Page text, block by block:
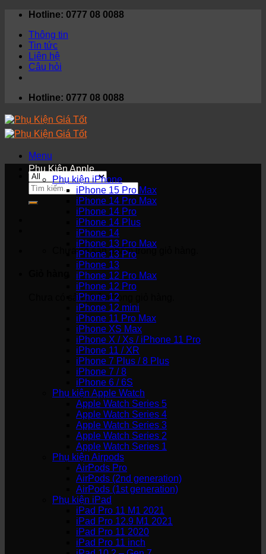
Skip
content
Hotline: 0777 08 0088
Thông tin
Tin tức
Liên hệ
Câu hỏi
Hotline: 0777 08 0088
Menu
Tìm
kiếm:
Chưa có sản phẩm trong giỏ hàng.
Chưa có sản phẩm trong giỏ hàng.
Phụ Kiện Apple
Phụ kiện iPhone
iPhone 15 Pro Max
iPhone 14 Pro Max
iPhone 14 Pro
iPhone 14 Plus
iPhone 14
iPhone 13 Pro Max
iPhone 13 Pro
iPhone 13
iPhone 12 Pro Max
iPhone 12 Pro
iPhone 12
iPhone 12 mini
iPhone 11 Pro Max
iPhone XS Max
iPhone X / Xs / iPhone 11 Pro
iPhone 11 / XR
iPhone 7 Plus / 8 Plus
iPhone 7 / 8
iPhone 6 / 6S
Phụ kiện Apple Watch
Apple Watch Series 5
Apple Watch Series 4
Apple Watch Series 3
Apple Watch Series 2
Apple Watch Series 1
Phụ kiện Airpods
AirPods Pro
AirPods (2nd generation)
AirPods (1st generation)
Phụ kiện iPad
iPad Pro 11 M1 2021
iPad Pro 12.9 M1 2021
iPad Pro 11 2020
iPad Pro 11 inch